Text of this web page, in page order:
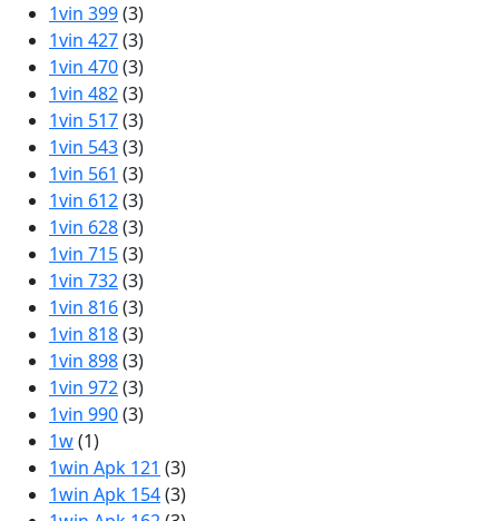
1vin 399(3)
1vin 427(3)
1vin 470(3)
1vin 482(3)
1vin 517(3)
1vin 543(3)
1vin 561 (3)
1vin 612(3)
1vin 628(3)
1vin 715(3)
1vin 732(3)
1vin 816(3)
1vin 818(3)
1vin 898(3)
1vin 972(3)
1vin 990(3)
1w(1)
1win Apk 121 (3)
1win Apk 154(3)